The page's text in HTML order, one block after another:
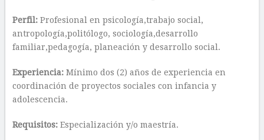
Perfil:Profesional en psicología,trabajo social,
antropología,politólogo, sociología,desarrollo
familiar,pedagogía, planeación y desarrollo social.
Experiencia:Mínimo dos (2) años de experiencia en
coordinación de proyectos sociales con infancia y
adolescencia.
Requisitos: Especialización y/o maestría.